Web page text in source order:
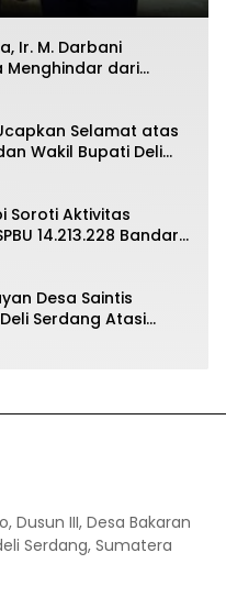
Ir. M. Darbani
Menghindar dari
Politik
Selamat atas
Wakil Bupati Deli
Soroti Aktivitas
14.213.228 Bandar
Desa Saintis
Serdang Atasi
Dusun III, Desa Bakaran
Serdang, Sumatera